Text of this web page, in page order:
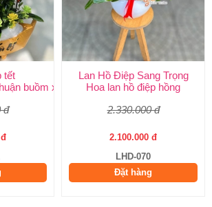
tết
buồm xuôi gió
đ
Lan Hồ Điệp Sang Trọng
Hoa lan hồ điệp hồng
2.330.000 đ
2.100.000 đ
LHD-070
Đặt hàng